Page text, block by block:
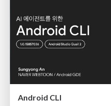
Android CLI